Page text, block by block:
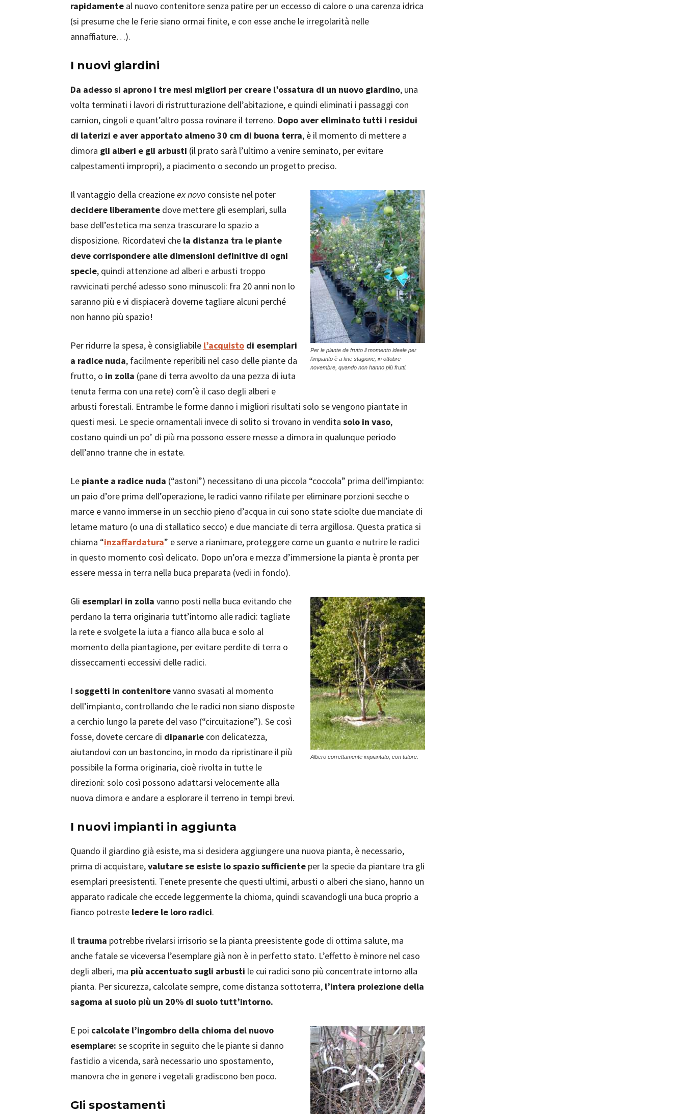
rapidamente al nuovo contenitore senza patire per un eccesso di calore o una carenza idrica
(si presume che le ferie siano ormai finite, e con esse anche le irregolarità nelle
annaffiature…).
I nuovi giardini
Da adesso si aprono i tre mesi migliori per creare l’ossatura di un nuovo giardino, una
volta terminati i lavori di ristrutturazione dell’abitazione, e quindi eliminati i passaggi con
camion, cingoli e quant’altro possa rovinare il terreno. Dopo aver eliminato tutti i residui
di laterizi e aver apportato almeno 30 cm di buona terra, è il momento di mettere a
dimora gli alberi e gli arbusti (il prato sarà l’ultimo a venire seminato, per evitare
calpestamenti impropri), a piacimento o secondo un progetto preciso.
Per le piante da frutto il momento ideale per
l’impianto è a fine stagione, in ottobre-
novembre, quando non hanno più frutti.
Il vantaggio della creazioneex novo consiste nel poter
decidere liberamente dove mettere gli esemplari, sulla
base dell’estetica ma senza trascurare lo spazio a
disposizione. Ricordatevi che la distanza tra le piante
deve corrispondere alle dimensioni definitive di ogni
specie, quindi attenzione ad alberi e arbusti troppo
ravvicinati perché adesso sono minuscoli: fra 20 anni non lo
saranno più e vi dispiacerà doverne tagliare alcuni perché
non hanno più spazio!
Per ridurre la spesa, è consigliabile l’acquisto di esemplari
a radice nuda, facilmente reperibili nel caso delle piante da
frutto, o in zolla (pane di terra avvolto da una pezza di iuta
tenuta ferma con una rete) com’è il caso degli alberi e
arbusti forestali. Entrambe le forme danno i migliori risultati solo se vengono piantate in
questi mesi. Le specie ornamentali invece di solito si trovano in vendita solo in vaso,
costano quindi un po’ di più ma possono essere messe a dimora in qualunque periodo
dell’anno tranne che in estate.
Le piante a radice nuda (“astoni”) necessitano di una piccola “coccola” prima dell’impianto:
un paio d’ore prima dell’operazione, le radici vanno rifilate per eliminare porzioni secche o
marce e vanno immerse in un secchio pieno d’acqua in cui sono state sciolte due manciate di
letame maturo (o una di stallatico secco) e due manciate di terra argillosa. Questa pratica si
chiama “inzaffardatura” e serve a rianimare, proteggere come un guanto e nutrire le radici
in questo momento così delicato. Dopo un’ora e mezza d’immersione la pianta è pronta per
essere messa in terra nella buca preparata (vedi in fondo).
Albero correttamente impiantato, con tutore.
Gli esemplari in zolla vanno posti nella buca evitando che
perdano la terra originaria tutt’intorno alle radici: tagliate
la rete e svolgete la iuta a fianco alla buca e solo al
momento della piantagione, per evitare perdite di terra o
disseccamenti eccessivi delle radici.
I soggetti in contenitorevanno svasati al momento
dell’impianto, controllando che le radici non siano disposte
a cerchio lungo la parete del vaso (“circuitazione”). Se così
fosse, dovete cercare di dipanarle con delicatezza,
aiutandovi con un bastoncino, in modo da ripristinare il più
possibile la forma originaria, cioè rivolta in tutte le
direzioni: solo così possono adattarsi velocemente alla
nuova dimora e andare a esplorare il terreno in tempi brevi.
I nuovi impianti in aggiunta
Quando il giardino già esiste, ma si desidera aggiungere una nuova pianta, è necessario,
prima di acquistare,valutare se esiste lo spazio sufficiente per la specie da piantare tra gli
esemplari preesistenti. Tenete presente che questi ultimi, arbusti o alberi che siano, hanno un
apparato radicale che eccede leggermente la chioma, quindi scavandogli una buca proprio a
fianco potreste ledere le loro radici.
Il trauma potrebbe rivelarsi irrisorio se la pianta preesistente gode di ottima salute, ma
anche fatale se viceversa l’esemplare già non è in perfetto stato. L’effetto è minore nel caso
degli alberi, ma più accentuato sugli arbusti le cui radici sono più concentrate intorno alla
pianta. Per sicurezza, calcolate sempre, come distanza sottoterra, l’intera proiezione della
sagoma al suolo più un 20% di suolo tutt’intorno.
E poi calcolate l’ingombro della chioma del nuovo
esemplare: se scoprite in seguito che le piante si danno
fastidio a vicenda, sarà necessario uno spostamento,
manovra che in genere i vegetali gradiscono ben poco.
Gli spostamenti